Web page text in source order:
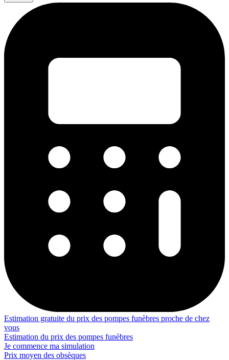
Estimation gratuite du prix des pompes funèbres proche de chez
vous
Estimation du prix des pompes funèbres
Je commence ma simulation
Prix moyen des obsèques